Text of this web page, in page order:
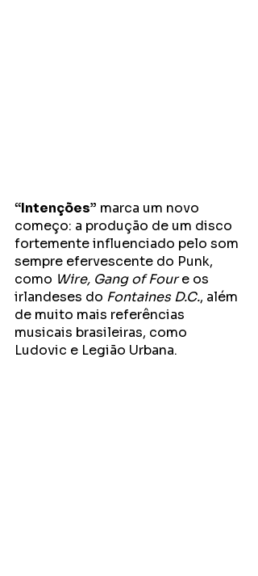
“Intenções” marca um novo
começo: a produção de um disco
fortemente influenciado pelo som
sempre efervescente do Punk,
como Wire, Gang of Four e os
irlandeses do Fontaines D.C., além
de muito mais referências
musicais brasileiras, como
Ludovic e Legião Urbana.